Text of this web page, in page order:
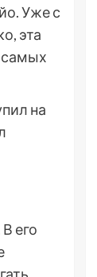
Уже с
эта
самых
на
его